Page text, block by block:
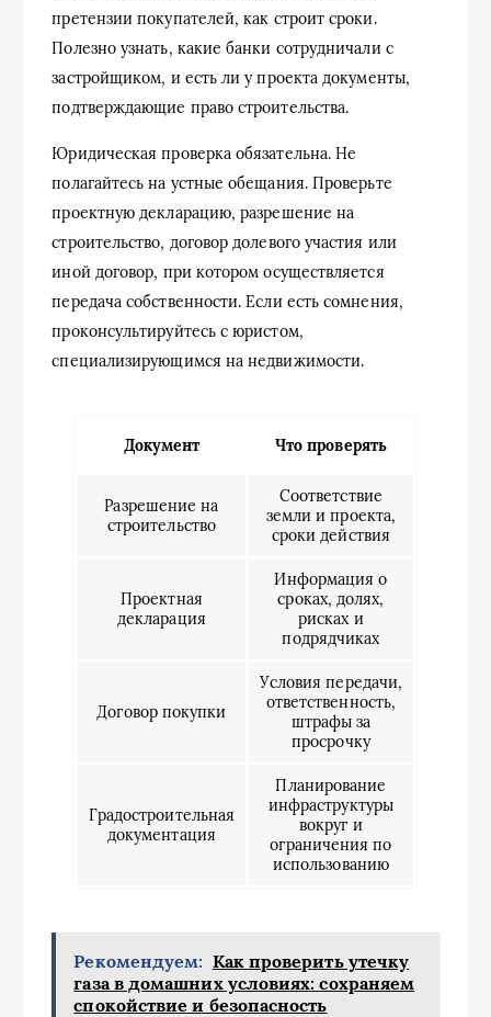
претензии покупателей, как строит сроки.
Полезно узнать, какие банки сотрудничали с
застройщиком, и есть ли у проекта документы,
подтверждающие право строительства.
Юридическая проверка обязательна. Не
полагайтесь на устные обещания. Проверьте
проектную декларацию, разрешение на
строительство, договор долевого участия или
иной договор, при котором осуществляется
передача собственности. Если есть сомнения,
проконсультируйтесь с юристом,
специализирующимся на недвижимости.
Документ Что проверять
Разрешение на
строительство
Соответствие
земли и проекта,
сроки действия
Проектная
декларация
Информация о
сроках, долях,
рисках и
подрядчиках
Договор покупки
Условия передачи,
ответственность,
штрафы за
просрочку
Градостроительная
документация
Планирование
инфраструктуры
вокруг и
ограничения по
использованию
Рекомендуем: Как проверить утечку
газа в домашних условиях: сохраняем
спокойствие и безопасность